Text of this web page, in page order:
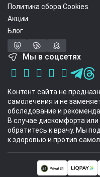
Политика сбора Cookies
Акции
Блог
Мы в соцсетях
Контент сайта не
самолечения и не
обследование и
В случае дискомфорта
обратитесь к врачу. Мы
к здоровью и против